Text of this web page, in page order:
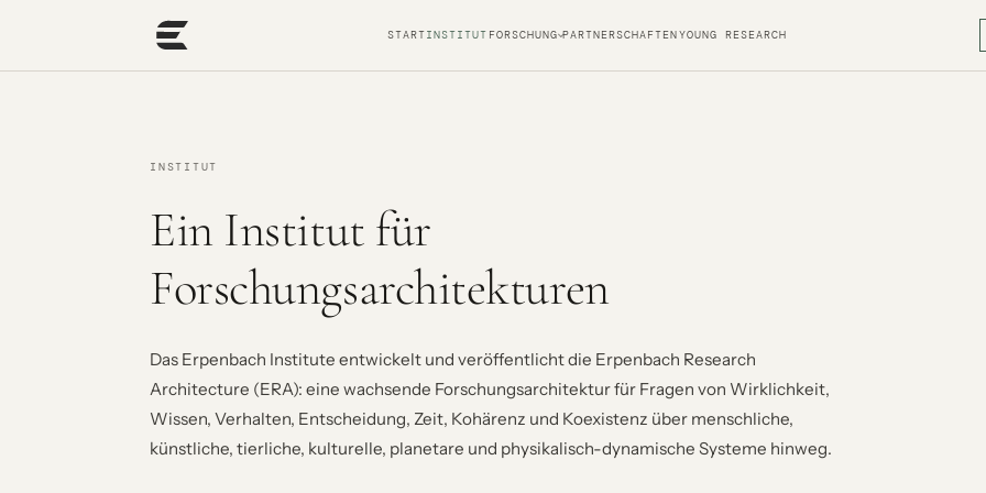
STARTINSTITUT FORSCHUNG PARTNERSCHAFTENYOUNG RESEARCH
INSTITUT
Ein Institut für
Forschungsarchitekturen
Das Erpenbach Institute entwickelt und veröffentlicht die Erpenbach Research
Architecture (ERA): eine wachsende Forschungsarchitektur für Fragen von Wirklichkeit,
Wissen, Verhalten, Entscheidung, Zeit, Kohärenz und Koexistenz über menschliche,
künstliche, tierliche, kulturelle, planetare und physikalisch-dynamische Systeme hinweg.